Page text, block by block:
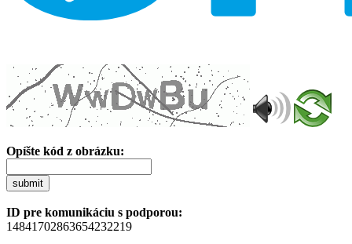
Opíšte kód z obrázku:
submit
ID pre komunikáciu s podporou:
14841702863654232219